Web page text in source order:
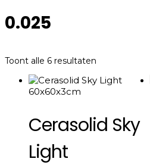
0.025
Toont alle 6 resultaten
nieuwste
Cerasolid Sky
Light